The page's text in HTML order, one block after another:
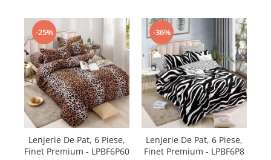
-25%
Lenjerie De Pat, 6 Piese,
Finet Premium - LPBF6P60
-36%
Lenjerie De Pat, 6 Piese,
Finet Premium - LPBF6P8